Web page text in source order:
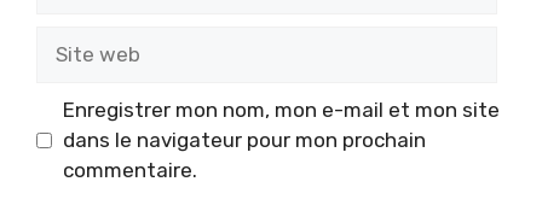
Enregistrer mon nom, mon e-mail et mon site
dans le navigateur pour mon prochain
commentaire.